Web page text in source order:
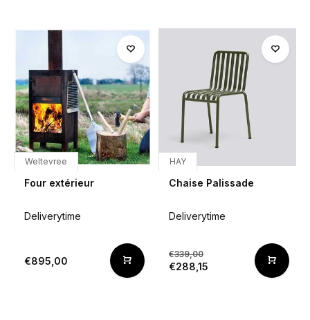
Weltevree
Four extérieur
Deliverytime
€895,00
HAY
Chaise Palissade
Deliverytime
€339,00
€288,15